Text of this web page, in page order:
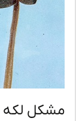
مشکل لکه